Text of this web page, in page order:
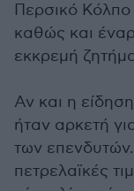
Περσικό
καθώς και
εκκρεμή
Αν και η
ήταν αρκετή
των επενδυτών.
πετρελαϊκές